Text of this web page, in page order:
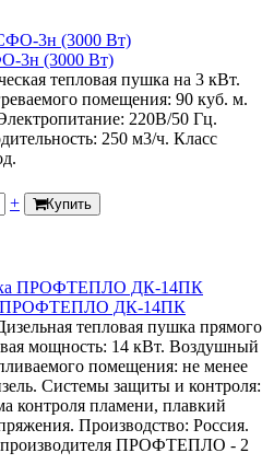
3н (3000 Вт)
тепловая пушка на 3 кВт.
помещения: 90 куб. м.
220В/50 Гц.
250 м3/ч. Класс
+ Купить
ПРОФТЕПЛО ДК-14ПК
тепловая пушка прямого
мощность: 14 кВт. Воздушный
помещения: не менее
Системы защиты и контроля:
контроля пламени, плавкий
Производство: Россия.
производителя ПРОФТЕПЛО - 2